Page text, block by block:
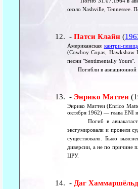
Погиб 31.07.1964 в
около Nashville, Tennessee.
-Патси Клайн (
Американская кантри-
(Cowboy Copas,
песни "Sentimentally Yours".
Погибли в авиационной
- Энрико Маттеи
Энрико Маттеи (Enrico
октября 1962) — глава ENI
Погиб в
эксгумировали и провели
существовало. Было
диверсии, а не по причине
ЦРУ.
- Даг